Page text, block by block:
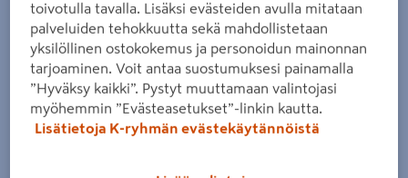
toivotulla tavalla. Lisäksi evästeiden avulla mitataan
palveluiden tehokkuutta sekä mahdollistetaan
yksilöllinen ostokokemus ja personoidun mainonnan
tarjoaminen. Voit antaa suostumuksesi painamalla
”Hyväksy kaikki”. Pystyt muuttamaan valintojasi
myöhemmin ”Evästeasetukset”-linkin kautta.
Lisätietoja K-ryhmän evästekäytännöistä